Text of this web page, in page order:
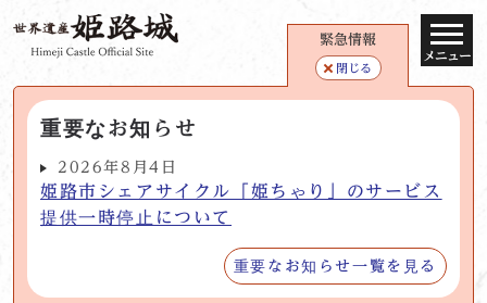
緊急情報
閉じる
重要なお知らせ
2026年8月4日
姫路市シェアサイクル「姫ちゃり」のサービス
提供一時停止について
重要なお知らせ一覧を見る
メニュー